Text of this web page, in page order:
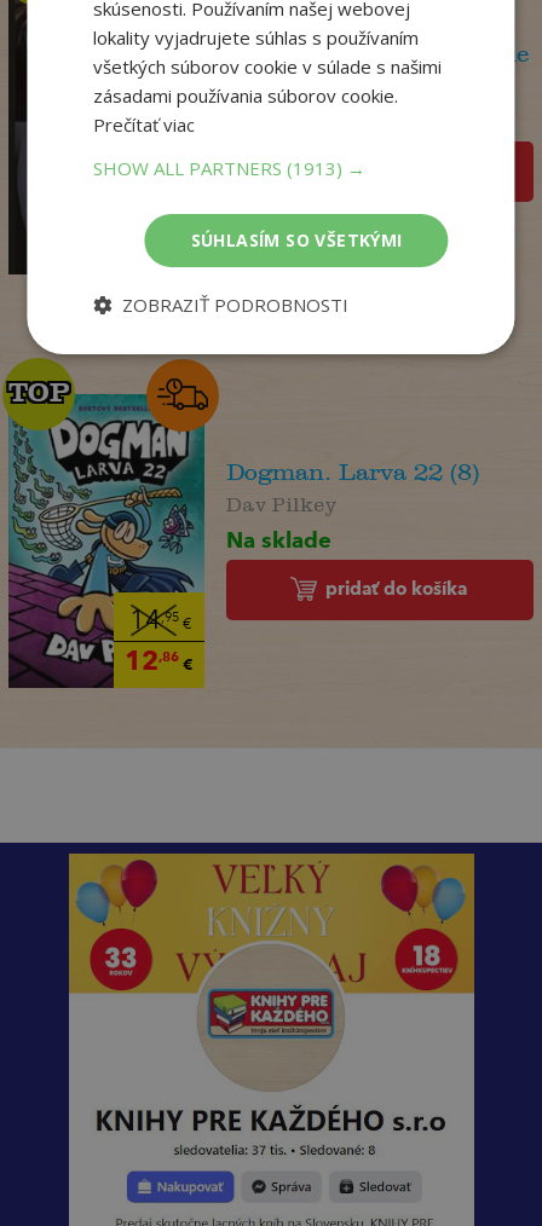
€
4
Olej a mramor, 2. vydanie
pridať do košíka
14,95€
12,86€
TOP
TOP
Dogman. Larva 22 (8)
Dav Pilkey
Na sklade
pridať do košíka
skúsenosti. Používaním našej webovej
lokality vyjadrujete súhlas s používaním
všetkých súborov cookie v súlade s našimi
zásadami používania súborov cookie.
Prečítať viac
SHOW ALL PARTNERS(1913) →
SÚHLASÍM SO VŠETKÝMI
ZOBRAZIŤ PODROBNOSTI